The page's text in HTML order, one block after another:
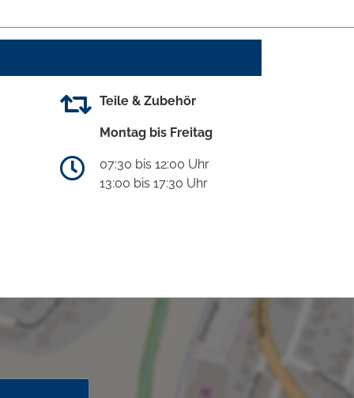
Teile & Zubehör
Montag bis Freitag
07:30 bis 12:00 Uhr
13:00 bis 17:30 Uhr